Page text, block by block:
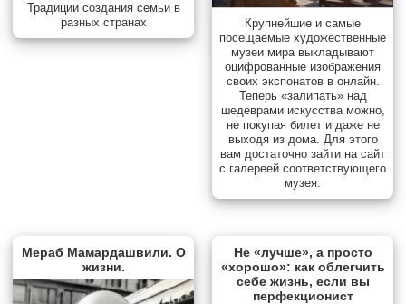
Традиции создания семьи в
разных странах
Крупнейшие и самые
посещаемые художественные
музеи мира выкладывают
оцифрованные изображения
своих экспонатов в онлайн.
Теперь «залипать» над
шедеврами искусства можно,
не покупая билет и даже не
выходя из дома. Для этого
вам достаточно зайти на сайт
с галереей соответствующего
музея.
Мераб Мамардашвили. О
жизни.
Не «лучше», а просто
«хорошо»: как облегчить
себе жизнь, если вы
перфекционист